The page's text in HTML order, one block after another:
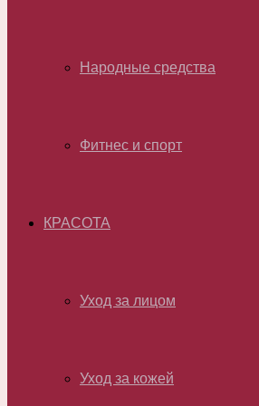
Народные средства
Фитнес и спорт
КРАСОТА
Уход за лицом
Уход за кожей